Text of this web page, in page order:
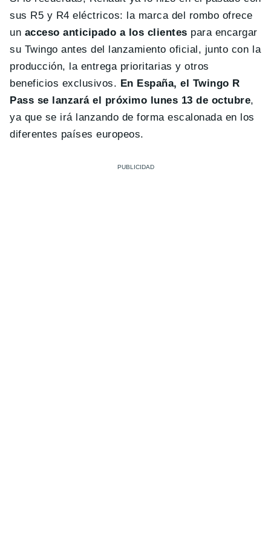
sus R5 y R4 eléctricos: la marca del rombo ofrece
un acceso anticipado a los clientes para encargar
su Twingo antes del lanzamiento oficial, junto con la
producción, la entrega prioritarias y otros
beneficios exclusivos. En España, el Twingo R
Pass se lanzará el próximo lunes 13 de octubre,
ya que se irá lanzando de forma escalonada en los
diferentes países europeos.